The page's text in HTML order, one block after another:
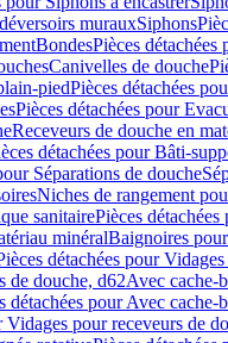
murauxSiphons
BondesPièces détachées
Canivelles de douche
piedPièces détachées
Pièces détachées pour
Receveurs de douche en
détachées pour Bâti-
Séparations de douche
Niches de rangement
sanitairePièces
minéralBaignoires
détachées pour
de douche, d62Avec cache-
détachées pour Avec cache-
Vidages pour receveurs de